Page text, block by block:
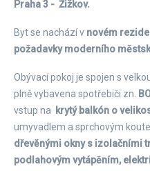
Praha 3 - Žižkov.
Byt se nachází v novém
požadavky moderního
Obývací pokoj je spojen s
plně vybavena spotřebiči zn.
vstup na
krytý balkón o
umyvadlem a sprchovým
dřevěnými okny s izolačními
podlahovým vytápěním,